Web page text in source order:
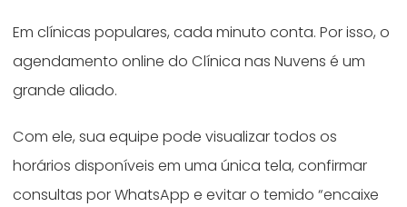
Em clínicas populares, cada minuto conta. Por isso, o
agendamento online do Clínica nas Nuvens é um
grande aliado.
Com ele, sua equipe pode visualizar todos os
horários disponíveis em uma única tela, confirmar
consultas por WhatsApp e evitar o temido “encaixe